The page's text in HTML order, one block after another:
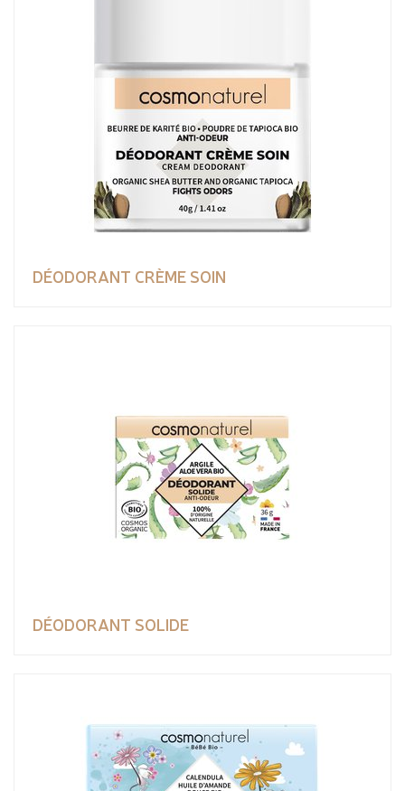
DÉODORANT CRÈME SOIN
DÉODORANT SOLIDE